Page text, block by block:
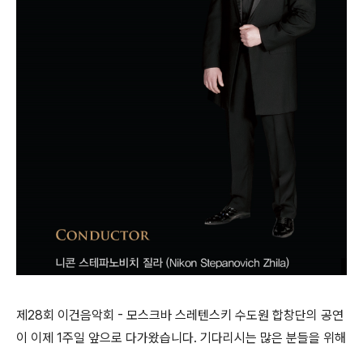
제28회 이건음악회 - 모스크바 스레텐스키 수도원 합창단의 공연
이 이제 1주일 앞으로 다가왔습니다. 기다리시는 많은 분들을 위해